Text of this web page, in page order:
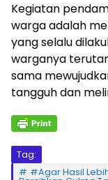
Kegiatan
warga adalah
yang selalu
warganya
sama
tangguh dan
Tag:
#Agar Hasil